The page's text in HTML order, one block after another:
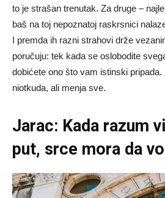
to je strašan trenutak. Za druge –
baš na toj nepoznatoj raskrsnici
I premda ih razni strahovi drže
poručuju: tek kada se oslobodite
dobićete ono što vam istinski
niotkuda, ali menja sve.
Jarac: Kada razum
put, srce mora da